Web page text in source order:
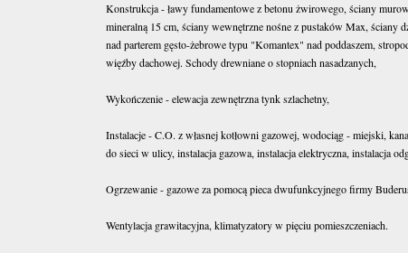
Konstrukcja - ławy fundamentowe z betonu żwirowego, ściany
mineralną 15 cm, ściany wewnętrzne nośne z pustaków Max, ściany
nad parterem gęsto-żebrowe typu "Komantex" nad poddaszem,
więźby dachowej. Schody drewniane o stopniach nasadzanych,
Wykończenie - elewacja zewnętrzna tynk szlachetny,
Instalacje - C.O. z własnej kotłowni gazowej, wodociąg - miejski,
do sieci w ulicy, instalacja gazowa, instalacja elektryczna, instalacja
Ogrzewanie - gazowe za pomocą pieca dwufunkcyjnego firmy
Wentylacja grawitacyjna, klimatyzatory w pięciu pomieszczeniach.